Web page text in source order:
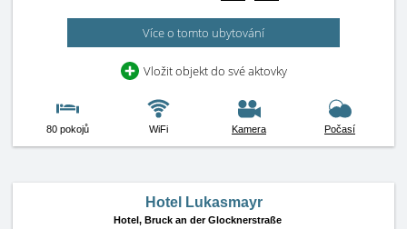
Více o tomto ubytování
Vložit objekt do své aktovky
80 pokojů WiFi Kamera Počasí
Hotel Lukasmayr
Hotel, Bruck an der Glocknerstraße